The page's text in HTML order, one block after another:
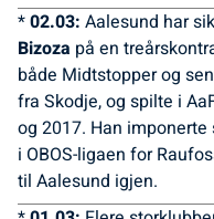
*02.03: Aalesund har
Bizoza på en
både Midtstopper og
fra Skodje, og spilte i
og 2017. Han
i OBOS-ligaen for
til Aalesund igjen.